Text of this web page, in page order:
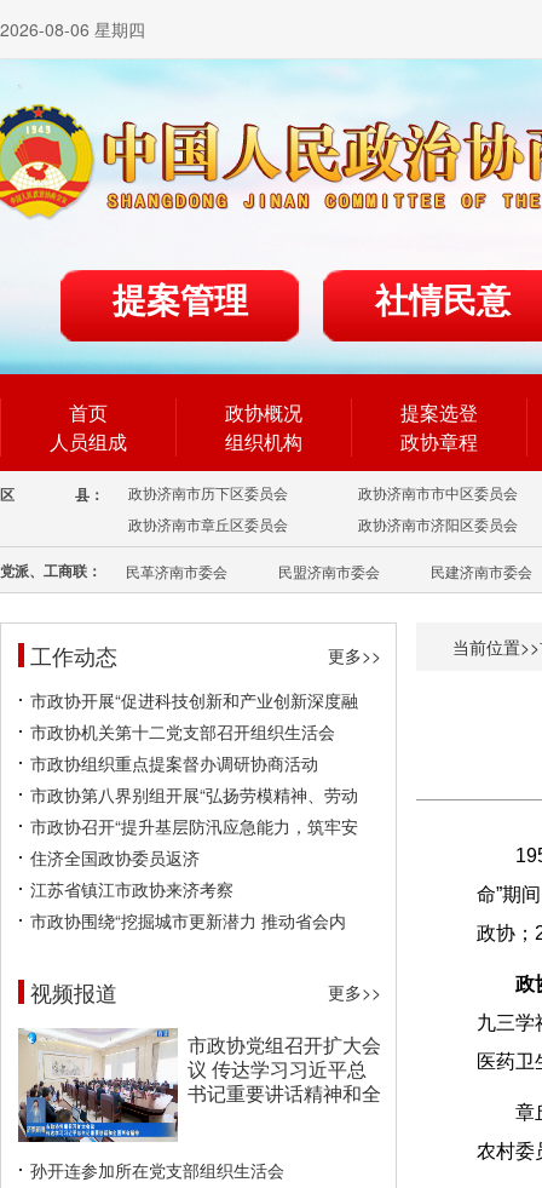
2026-08-06 星期四
提案管理 社情民意
首页
人员组成
政协概况
组织机构
提案选登
政协章程
区 县： 政协济南市历下区委员会
政协济南市市中区委员会
政协济南市章丘区委员会
政协济南市济阳区委员会
党派、工商联： 民革济南市委会 民盟济南市委会 民建济南市委会
工作动态
更多>>
市政协开展“促进科技创新和产业创新深度融
市政协机关第十二党支部召开组织生活会
市政协组织重点提案督办调研协商活动
市政协第八界别组开展“弘扬劳模精神、劳动
市政协召开“提升基层防汛应急能力，筑牢安
住济全国政协委员返济
江苏省镇江市政协来济考察
市政协围绕“挖掘城市更新潜力 推动省会内
视频报道 更多>>
市政协党组召开扩大会
议 传达学习习近平总
书记重要讲话精神和全
孙开连参加所在党支部组织生活会
当前位置>>
命”期
政协；
政
九三学
医药卫
章
农村委